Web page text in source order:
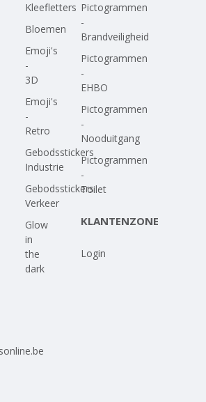
ontwerp
Kleefletters
Bloemen
Emoji's
-
3D
Emoji's
-
Retro
Gebodsstickers
Industrie
Gebodsstickers
Verkeer
Glow
in
the
dark
Pictogrammen
-
Brandveiligheid
Pictogrammen
-
EHBO
Pictogrammen
-
Nooduitgang
Pictogrammen
-
Toilet
KLANTENZONE
Login